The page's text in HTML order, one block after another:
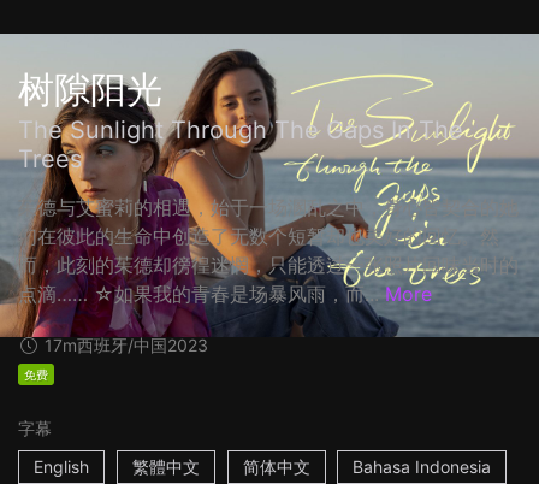
树隙阳光
The Sunlight Through The Gaps In The
Trees
茱德与艾蜜莉的相遇，始于一场溷乱之中，身心皆契合的她
们在彼此的生命中创造了无数个短暂却也美好的回忆。然
而，此刻的茱德却徬徨迷惘，只能透过一张照片回味当时的
点滴…… ☆如果我的青春是场暴风雨，而... More
17m西班牙/中国2023
免费
字幕
English
繁體中文 简体中文 Bahasa Indonesia